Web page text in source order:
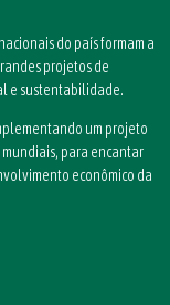
do país formam a
projetos de
e sustentabilidade.
um projeto
para encantar
econômico da